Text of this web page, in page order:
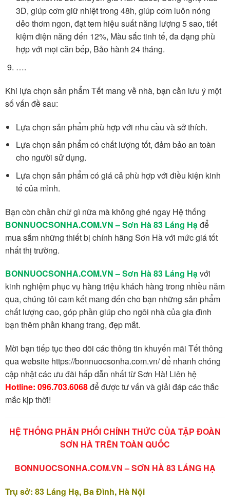
3D, giúp cơm giữ nhiệt trong 48h, giúp cơm luôn nóng
dẻo thơm ngon, đạt tem hiệu suất năng lượng 5 sao, tiết
kiệm điện năng đến 12%, Màu sắc tinh tế, đa dạng phù
hợp với mọi căn bếp, Bảo hành 24 tháng.
….
Khi lựa chọn sản phẩm Tết mang về nhà, bạn cần lưu ý một
số vấn đề sau:
Lựa chọn sản phẩm phù hợp với nhu cầu và sở thích.
Lựa chọn sản phẩm có chất lượng tốt, đảm bảo an toàn
cho người sử dụng.
Lựa chọn sản phẩm có giá cả phù hợp với điều kiện kinh
tế của mình.
Bạn còn chần chừ gì nữa mà không ghé ngay Hệ thống
BONNUOCSONHA.COM.VN – Sơn Hà 83 Láng Hạđể
mua sắm những thiết bị chính hãng Sơn Hà với mức giá tốt
nhất thị trường.
BONNUOCSONHA.COM.VN – Sơn Hà 83 Láng Hạvới
kinh nghiệm phục vụ hàng triệu khách hàng trong nhiều năm
qua, chúng tôi cam kết mang đến cho bạn những sản phẩm
chất lượng cao, góp phần giúp cho ngôi nhà của gia đình
bạn thêm phần khang trang, đẹp mắt.
Mời bạn tiếp tục theo dõi các thông tin khuyến mãi Tết thông
qua website https://bonnuocsonha.com.vn/ để nhanh chóng
cập nhật các ưu đãi hấp dẫn nhất từ Sơn Hà! Liên hệ
Hotline: 096.703.6068để được tư vấn và giải đáp các thắc
mắc kịp thời!
HỆ THỐNG PHÂN PHỐI CHÍNH THỨC CỦA TẬP ĐOÀN
SƠN HÀ TRÊN TOÀN QUỐC
BONNUOCSONHA.COM.VN – SƠN HÀ 83 LÁNG HẠ
Trụ sở: 83 Láng Hạ, Ba Đình, Hà Nội